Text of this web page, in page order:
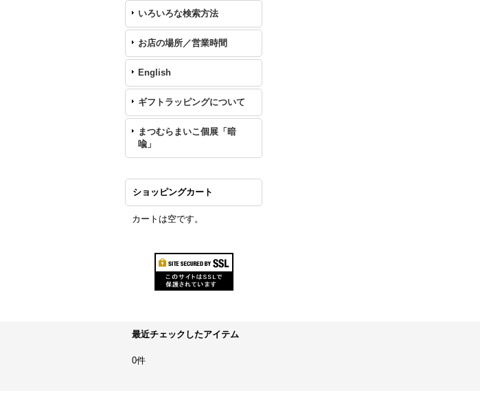
いろいろな検索方法
お店の場所／営業時間
English
ギフトラッピングについて
まつむらまいこ個展「暗
喩」
ショッピングカート
カートは空です。
最近チェックしたアイテム
0件